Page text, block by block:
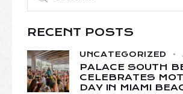
RECENT POSTS
UNCATEGORIZED
PALACE SOUTH
CELEBRATES
DAY IN MIAMI